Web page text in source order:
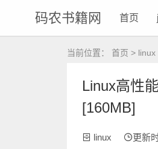
码农书籍网 首页
当前位置： 首页 > linux
Linux高性
[160MB]
linux 更新